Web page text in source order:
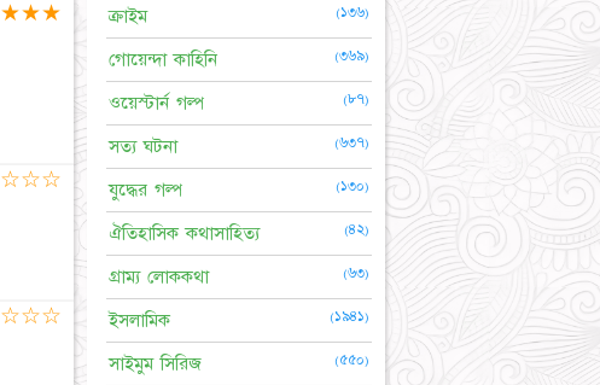
★★★
☆☆☆
☆☆☆
ক্রাইম (১৩৬)
গোয়েন্দা কাহিনি (৩৬৯)
ওয়েস্টার্ন গল্প (৮৭)
সত্য ঘটনা (৬৩৭)
যুদ্ধের গল্প (১৩০)
ঐতিহাসিক কথাসাহিত্য (৪২)
গ্রাম্য লোককথা (৬৩)
ইসলামিক (১৯৪১)
সাইমুম সিরিজ (৫৫০)